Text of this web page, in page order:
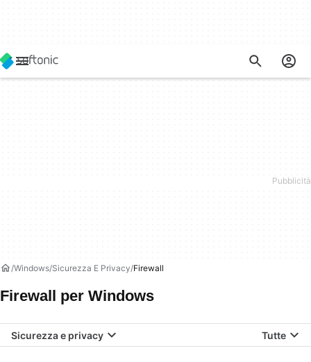
Windows Sicurezza E Privacy Firewall
Firewall per Windows
Sicurezza e privacy Tutte